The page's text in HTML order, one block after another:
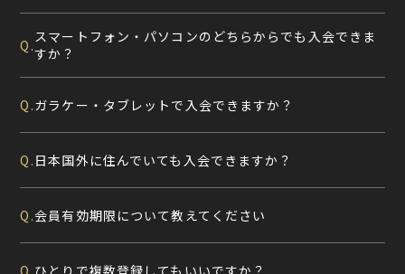
Q.スマートフォン・パソコンのどちらからでも入会できま
すか？
Q.ガラケー・タブレットで入会できますか？
Q. 日本国外に住んでいても入会できますか？
Q.会員有効期限について教えてください
ひとりで複数登録してもいいですか？